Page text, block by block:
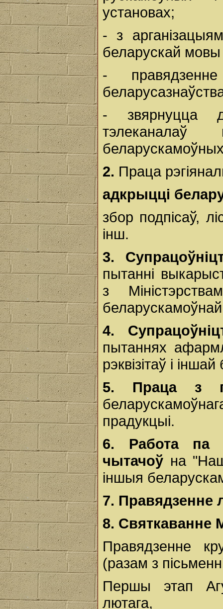
установах;
- з
беларускай мовы
-
- звярнуцца
2. Праца
адкрыцці
збор подпісаў,
інш.
3.
пытанні
з
4.
пытаннях
рэквізітаў і
5.
Праца з
прадукцыі.
6. Работа па
чытачоў на
іншыя
7. Правядзенне
8. Святкаванне
Правядзенне
(разам з
Першы этап
лютага,